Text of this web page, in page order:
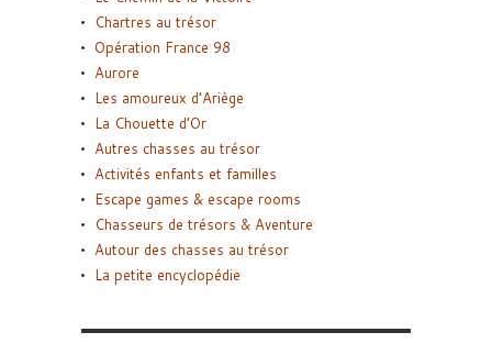
Chartres au trésor
Opération France 98
Aurore
Les amoureux d’Ariège
La Chouette d’Or
Autres chasses au trésor
Activités enfants et familles
Escape games & escape rooms
Chasseurs de trésors & Aventure
Autour des chasses au trésor
La petite encyclopédie